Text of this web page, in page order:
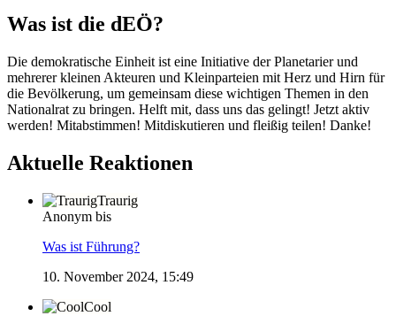
Was ist die dEÖ?
Die demokratische Einheit ist eine Initiative der Planetarier und
mehrerer kleinen Akteuren und Kleinparteien mit Herz und Hirn für
die Bevölkerung, um gemeinsam diese wichtigen Themen in den
Nationalrat zu bringen. Helft mit, dass uns das gelingt! Jetzt aktiv
werden! Mitabstimmen! Mitdiskutieren und fleißig teilen! Danke!
Aktuelle Reaktionen
Traurig
Anonym bis
Was ist Führung?
10. November 2024, 15:49
Cool